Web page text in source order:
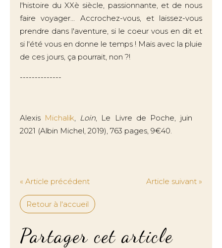
l'histoire du XXè siècle, passionnante, et de nous
faire voyager... Accrochez-vous, et laissez-vous
prendre dans l'aventure, si le coeur vous en dit et
si l'été vous en donne le temps ! Mais avec la pluie
de ces jours, ça pourrait, non ?!
--------------
Alexis Michalik, Loin, Le Livre de Poche, juin
2021 (Albin Michel, 2019), 763 pages, 9€40.
« Article précédent Article suivant »
Retour à l'accueil
Partager cet article